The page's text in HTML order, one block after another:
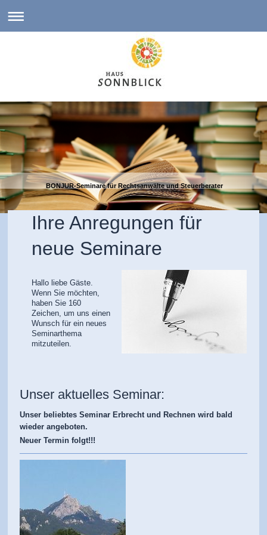
BONJUR-Seminare für Rechtsanwälte und Steuerberater
Ihre Anregungen für
neue Seminare
Hallo liebe Gäste.
Wenn Sie möchten,
haben Sie 160
Zeichen, um uns einen
Wunsch für ein neues
Seminarthema
mitzuteilen.
Unser aktuelles Seminar:
Unser beliebtes Seminar Erbrecht und Rechnen wird bald
wieder angeboten.
Neuer Termin folgt!!!